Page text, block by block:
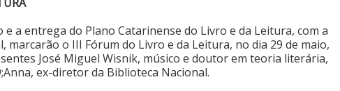
a entrega do Plano Catarinense do Livro e da Leitura, com a
marcarão o III Fórum do Livro e da Leitura, no dia 29 de maio,
José Miguel Wisnik, músico e doutor em teoria literária,
ex-diretor da Biblioteca Nacional.